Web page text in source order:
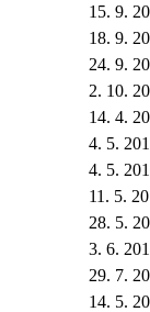
15. 9.
18. 9.
24. 9.
2. 10.
14. 4.
4. 5.
4. 5.
11. 5.
28. 5.
3. 6.
29. 7.
14. 5.